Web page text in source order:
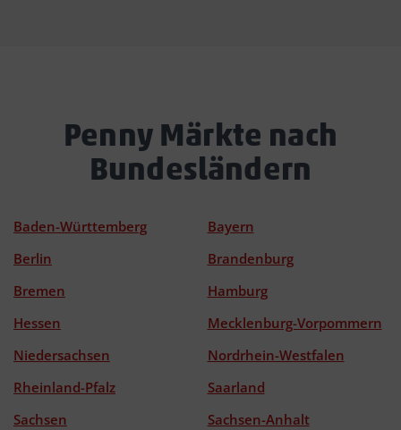
Penny Märkte nach
Bundesländern
Baden-Württemberg
Bayern
Berlin
Brandenburg
Bremen
Hamburg
Hessen
Mecklenburg-Vorpommern
Niedersachsen
Nordrhein-Westfalen
Rheinland-Pfalz
Saarland
Sachsen
Sachsen-Anhalt